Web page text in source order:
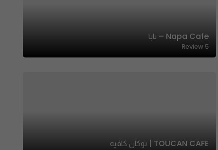
Napa Cafe – نابا
5
Review
TOUCAN CAFE | توكان كافيه